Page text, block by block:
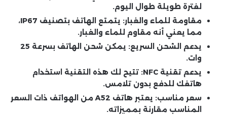
لفترة طويلة طوال اليوم.
مقاومة للماء والغبار
: يتمتع الهاتف بتصنيف IP67،
مما يعني أنه مقاوم للماء والغبار.
يدعم الشحن السريع
: يمكن شحن الهاتف بسرعة 25
وات.
يدعم تقنية NFC
: تتيح لك هذه التقنية استخدام
هاتفك للدفع بدون تلامس.
سعر مناسب
: يعتبر هاتف A52 من الهواتف ذات السعر
المناسب مقارنة بمميزاته.